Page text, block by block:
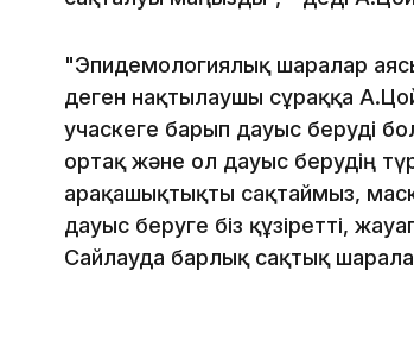
"Эпидемологиялық шаралар
деген нақтылаушы сұраққа
учаскеге барып дауыс беруді
ортақ және ол дауыс берудің
арақашықтықты сақтаймыз,
дауыс беруге біз құзіретті,
Сайлауда барлық сақтық